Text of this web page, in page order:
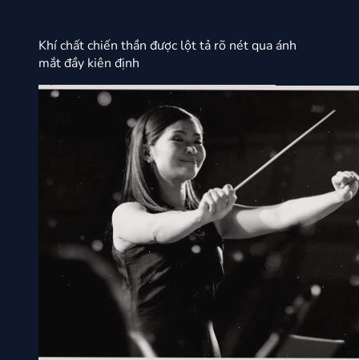
Khí chất chiến thần được lột tả rõ nét qua ánh
mắt đầy kiên định